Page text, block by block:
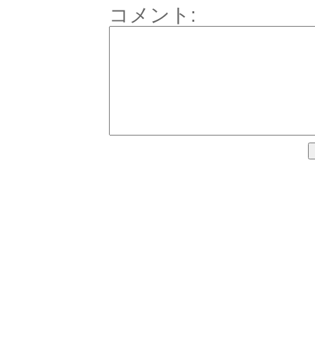
コメント: